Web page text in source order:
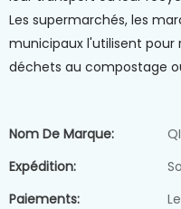
Les supermarchés, les
municipaux l'utilisent pour
déchets au compostage
Nom De Marque:
Expédition:
Paiements: